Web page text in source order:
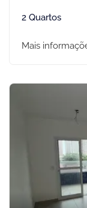
2 Quartos
Mais